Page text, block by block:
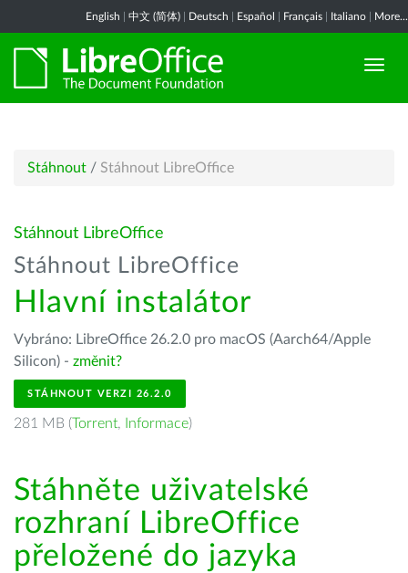
English 中文 (简体) Deutsch Español Français Italiano More...
Stáhnout / Stáhnout LibreOffice
Stáhnout LibreOffice
Stáhnout LibreOffice
Hlavní instalátor
Vybráno: LibreOffice 26.2.0 pro macOS (Aarch64/Apple
Silicon) - změnit?
STÁHNOUT VERZI 26.2.0
281 MB (Torrent, Informace)
Stáhněte uživatelské
rozhraní LibreOffice
přeložené do jazyka